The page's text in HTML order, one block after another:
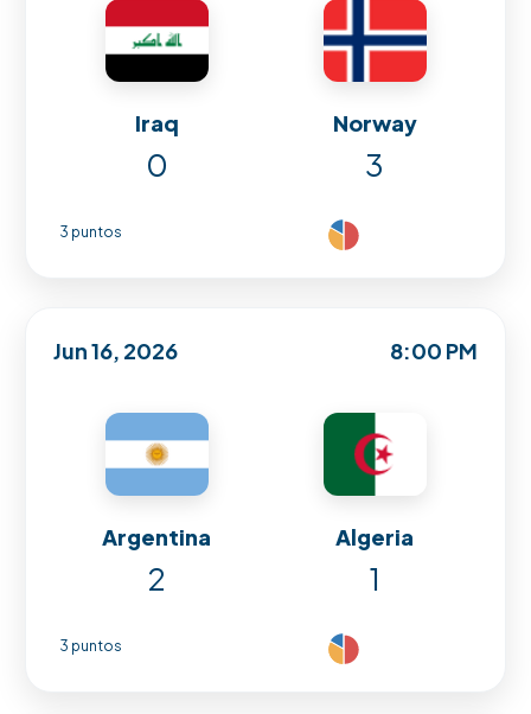
Iraq Norway
0 3
3 puntos
Jun 16, 2026 8:00 PM
Argentina Algeria
2 1
3 puntos